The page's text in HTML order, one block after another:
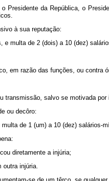
da República, o
à sua reputação:
de 2 (dois) a 10 (dez)
razão das funções, ou contra
salvo se motivada por
ou decôro:
de 1 (um) a 10 (dez) salários-
diretamente a injúria;
injúria.